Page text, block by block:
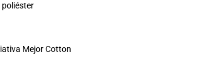
poliéster
Mejor Cotton